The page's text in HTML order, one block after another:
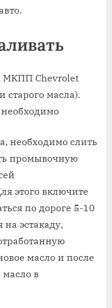
МКПП Chevrolet
старого масла).
необходимо слить
промывочную
этого включите
по дороге 5-10
эстакаду,
масло и после
масло в